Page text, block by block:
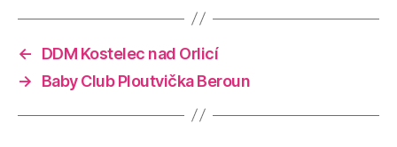
←
DDM Kostelec nad Orlicí
→
Baby Club Ploutvička Beroun